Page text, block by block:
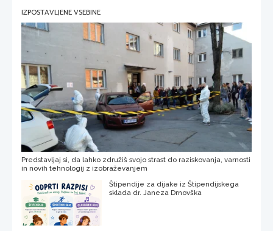
IZPOSTAVLJENE VSEBINE
Predstavljaj si, da lahko združiš svojo strast do raziskovanja, varnosti
in novih tehnologij z izobraževanjem
Štipendije za dijake iz Štipendijskega
sklada dr. Janeza Drnovška